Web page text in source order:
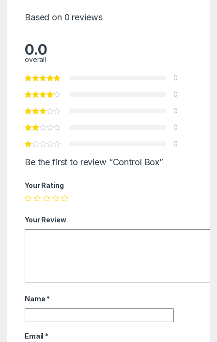
Based on 0 reviews
0.0
overall
0
0
0
0
0
Be the first to review “Control Box”
Your Rating
Your Review
Name *
Email *